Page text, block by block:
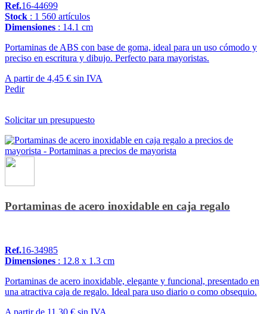
Ref.16-44699
Stock : 1 560 artículos
Dimensiones : 14.1 cm
Portaminas de ABS con base de goma, ideal para un uso cómodo y
preciso en escritura y dibujo. Perfecto para mayoristas.
A partir de 4,45 € sin IVA
Pedir
Solicitar un presupuesto
Portaminas de acero inoxidable en caja regalo
Ref.16-34985
Dimensiones : 12.8 x 1.3 cm
Portaminas de acero inoxidable, elegante y funcional, presentado en
una atractiva caja de regalo. Ideal para uso diario o como obsequio.
A partir de 11,30 € sin IVA